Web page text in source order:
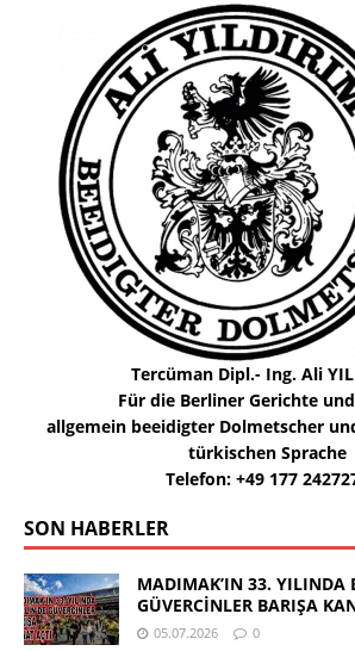
Tercüman Dipl.- Ing. Ali
Für die Berliner Gerichte
allgemein beeidigter Dolmetscher
türkischen Sprache
Telefon: +49 177
SON HABERLER
MADIMAK’IN 33. YILINDA
GÜVERCİNLER BARIŞA
05.07.2026 0